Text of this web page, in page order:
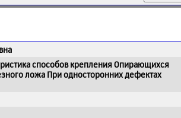
способов крепления Опирающихся
ложа При односторонних дефектах